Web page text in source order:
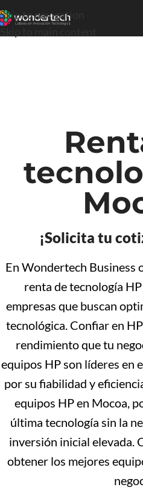
Skip to navigation
¡Solicita tu
En Wondertech Business
renta de tecnología
empresas que buscan
tecnológica. Confiar en
rendimiento que tu
equipos HP son líderes en
por su fiabilidad y
equipos HP en Mocoa,
última tecnología sin la
inversión inicial elevada.
obtener los mejores